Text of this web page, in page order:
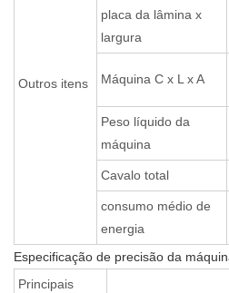
Outros itens
placa da lâmina x
largura
Máquina C x L x A
Peso líquido da
máquina
Cavalo total
consumo médio de
energia
Especificação de precisão da
Principais